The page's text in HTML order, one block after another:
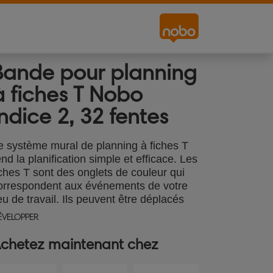
pour planning
fiches T Nobo
2, 32 fentes
système mural de planning à fiches T
la planification simple et efficace. Les
T sont des onglets de couleur qui
aux événements de votre
de travail. Ils peuvent être déplacés
les besoins, créant ainsi un système
en différentes tailles, il suffit
une fiche T dans la bande
maintenant chez